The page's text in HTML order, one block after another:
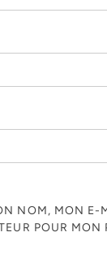
NOM, MON E-
POUR MON